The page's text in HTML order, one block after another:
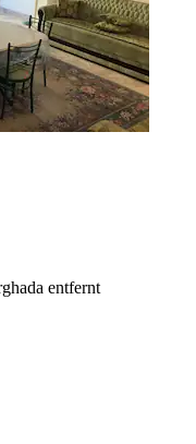
entfernt